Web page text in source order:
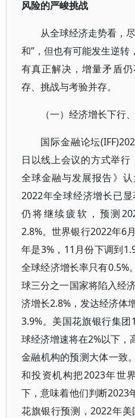
风险的严峻挑战
从全球经济走势看，
和”，但也有可能发生逆
有真正解决，增量矛盾
存、挑战与考验并存。
（一）经济增长下行
国际金融论坛
日以线上会议的方式举行
全球金融与发展报告》
2022年全球经济增长已
仍将继续疲软，预测
2.8%。世界银行2022年6
年是3%，11月份下调到
全球经济增长率只有0.5%
球三分之一国家将陷入经
济增长2.8%，发达经济体
3.9%。美国花旗银行集
球经济增速将在2%以下，
金融机构的预测大体一致
和投资机构把2023年世
下，意味着他们判断2023
花旗银行预测，2022年